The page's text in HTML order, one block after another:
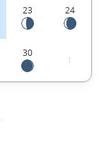
23 24
30
1